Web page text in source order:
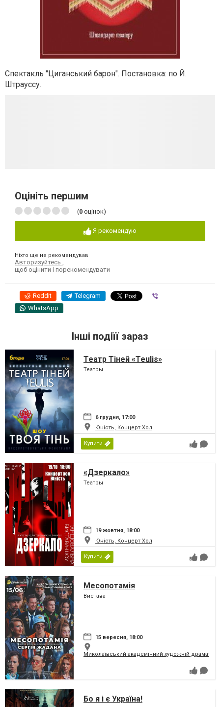
Спектакль "Циганський барон". Постановка: по Й.
Штрауссу.
Оцініть першим
(0 оцінок)
Я рекомендую
Ніхто ще не рекомендував
Авторизуйтесь
щоб оцінити і порекомендувати
Reddit Telegram
WhatsApp
Інші подіїї зараз
Театр Тіней «Teulis»
Театры
6 грудня, 17:00
Юність, Концерт Хол
Купити
«Дзеркало»
Театры
19 жовтня, 18:00
Юність, Концерт Хол
Купити
Месопотамія
Вистава
15 вересня, 18:00
Миколаївський академічний художній
Бо я і є Україна!